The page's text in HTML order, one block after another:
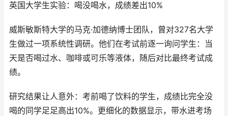
英国大学生实验：喝没喝水，成绩差出10%
威斯敏斯特大学的马克·加德纳博士团队，曾对327名大学
生做过一项系统性调研。他们在考试前逐一询问学生：当
天是否喝过水、咖啡或可乐等液体，随后对比最终考试成
绩。
研究结果让人意外：考前喝了饮料的学生，成绩比完全没
喝的同学足足高出10%。更细化的数据显示，带水进考场